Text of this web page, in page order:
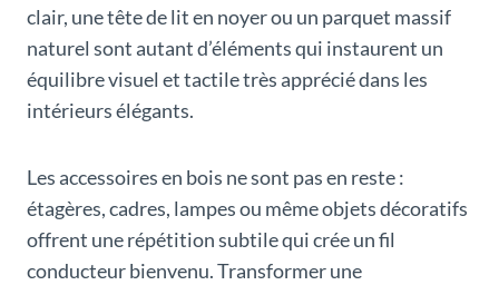
clair, une tête de lit en noyer ou un parquet massif
naturel sont autant d’éléments qui instaurent un
équilibre visuel et tactile très apprécié dans les
intérieurs élégants.
Les accessoires en bois ne sont pas en reste :
étagères, cadres, lampes ou même objets décoratifs
offrent une répétition subtile qui crée un fil
conducteur bienvenu. Transformer une